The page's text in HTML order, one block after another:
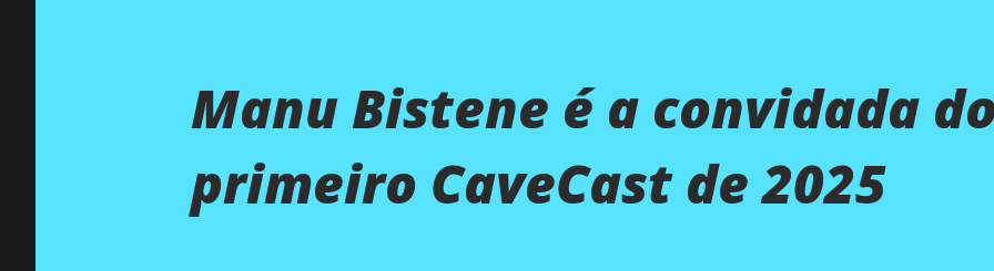
Manu Bistene é a convidada
primeiro CaveCast de 2025